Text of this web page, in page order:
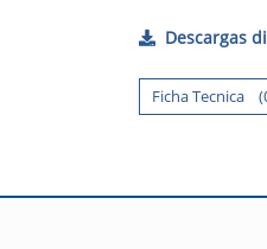
Descargas
Ficha Tecnica